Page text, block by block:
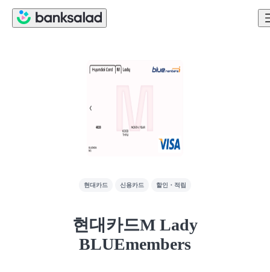
현대카드 신용카드 할인・적립
현대카드M Lady
BLUEmembers